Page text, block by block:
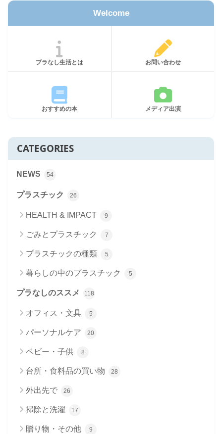
Welcome
プラなし生活とは お問い合わせ
おすすめの本 メディア出演
CATEGORIES
NEWS 54
プラスチック 26
HEALTH & IMPACT 9
ごみとプラスチック 7
プラスチックの種類 5
暮らしの中のプラスチック 5
プラなしのススメ 118
オフィス・文具 5
パーソナルケア 20
ベビー・子供 8
台所・食料品の買い物 28
外出先で 26
掃除と洗濯 17
贈り物・その他 9